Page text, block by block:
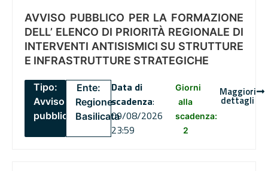
AVVISO PUBBLICO PER LA FORMAZIONE
DELL’ ELENCO DI PRIORITÀ REGIONALE DI
INTERVENTI ANTISISMICI SU STRUTTURE
E INFRASTRUTTURE STRATEGICHE
Tipo:
Avviso
pubblico
Ente:
Regione
Basilicata
Data di
scadenza:
09/08/2026
23:59
Giorni
alla
scadenza:
2
Maggiori
dettagli